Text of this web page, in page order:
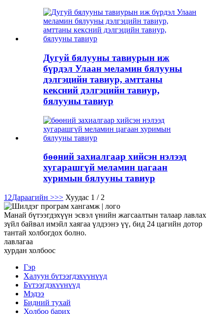
Дугуй бялууны тавиурын иж
бүрдэл Улаан меламин бялууны
дэлгэцийн тавиур, амттаны
кексний дэлгэцийн тавиур,
бялууны тавиур
бөөний захиалгаар хийсэн нэлээд
хугарашгүй меламин цагаан
хуримын бялууны тавиур
1 2Дараагийн >>> Хуудас 1 / 2
Манай бүтээгдэхүүн эсвэл үнийн жагсаалтын талаар лавлах
зүйл байвал имэйл хаягаа үлдээнэ үү, бид 24 цагийн дотор
тантай холбогдох болно.
лавлагаа
хурдан холбоос
Гэр
Халуун бүтээгдэхүүнүүд
Бүтээгдэхүүнүүд
Мэдээ
Бидний тухай
Холбоо барих